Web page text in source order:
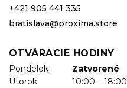
+421 905 441 335
bratislava@proxima.store
OTVÁRACIE HODINY
Pondelok
Zatvorené
Utorok
10:00 – 18:00